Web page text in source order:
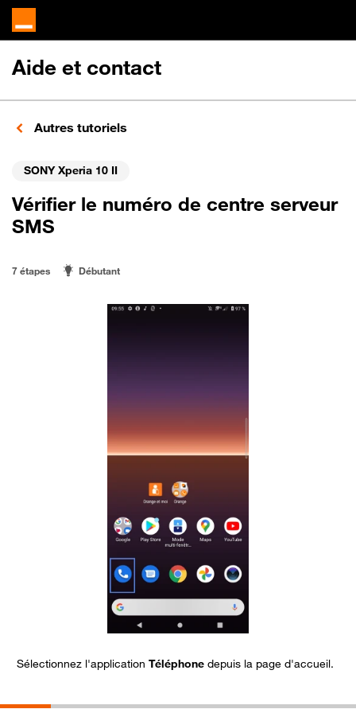
Aide et contact
Autres tutoriels
SONY Xperia 10 II
Vérifier le numéro de centre serveur
SMS
7 étapes Débutant
Sélectionnez l'application Téléphone depuis la page d'accueil.